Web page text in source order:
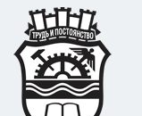
Footer